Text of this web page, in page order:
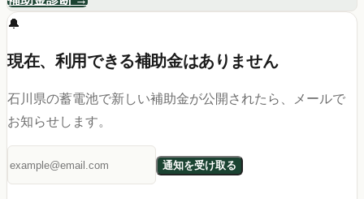
🔔
現在、利用できる補助金はありません
石川県の蓄電池で新しい補助金が公開されたら、メールで
お知らせします。
通知を受け取る